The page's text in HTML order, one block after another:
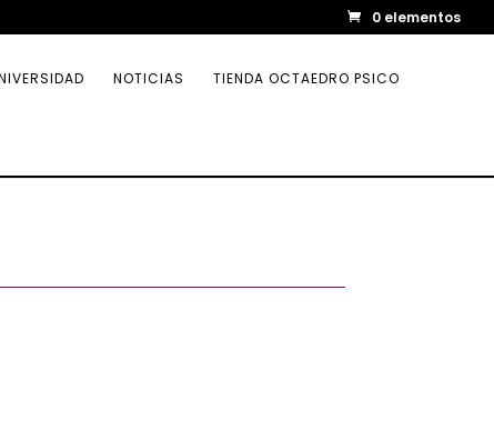
0 elementos
NOTICIAS TIENDA OCTAEDRO PSICO